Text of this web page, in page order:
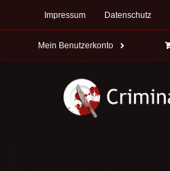
Impressum Datenschutz
Mein Benutzerkonto